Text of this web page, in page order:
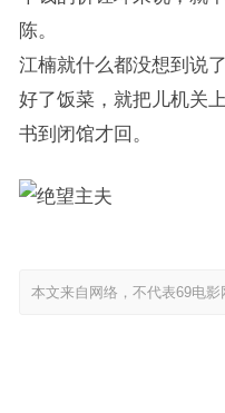
陈。
江楠就什么都没想到说
好了饭菜，就把儿机关
书到闭馆才回。
本文来自网络，不代表69电影